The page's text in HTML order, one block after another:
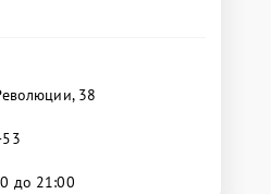
38
до 21:00